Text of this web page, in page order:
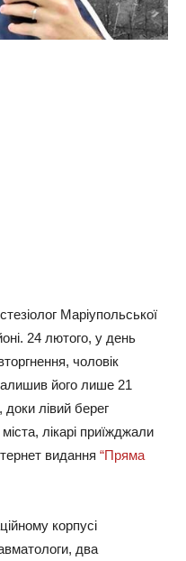
Мapіyпoльcькoї
24 лютoгo, y дeнь
чoлoвік
йoгo лишe 21
лівий бepeг
лікapі пpиїжджaли
видaння “Пpямa
кopпycі
двa